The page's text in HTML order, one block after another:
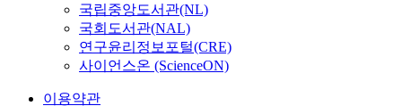
국립중앙도서관(NL)
국회도서관(NAL)
연구윤리정보포털(CRE)
사이언스온 (ScienceON)
이용약관